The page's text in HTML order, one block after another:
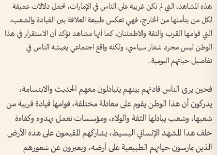
هذه المشاهد، التي لم تكن غريبة على الناس في الإمارات، تحمل دلالات عميقة
لكل من يتأملها من الخارج، فهي تعكس طبيعة العلاقة بين القيادة والشعب،
التي قوامها القرب والثقة والاطمئنان، كما أنها مشاهد تؤكد أن الاستقرار في هذا
الوطن ليس مجرد شعار سياسي، ولكنه واقع اجتماعي يعيشه الناس في
تفاصيل حياتهم اليومية..
فحين يرى الناس قادتهم بينهم يتبادلون معهم الحديث والابتسامة،
يدركون أن هذا الوطن يقوم على معادلة مختلفة، قوامها قيادة قريبة من
شعبها، وشعب يبادلها الثقة والولاء، ومؤسسات تعمل بهدوء وكفاءة
خلف هذا المشهد الإنساني البسيط، يشاركهم المقيمون على هذه الأرض
الذين يمارسون حياتهم الطبيعية على أرضه، ويعبرون عن شعورهم